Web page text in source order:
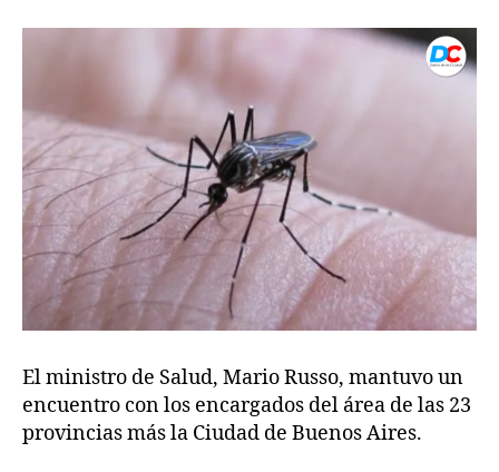
El ministro de Salud, Mario Russo, mantuvo un
encuentro con los encargados del área de las 23
provincias más la Ciudad de Buenos Aires.